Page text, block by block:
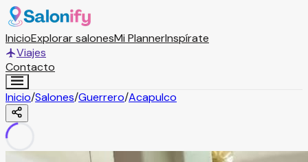
InicioExplorar salonesMi PlannerInspírate
Viajes
Contacto
Inicio/Salones/Guerrero/Acapulco